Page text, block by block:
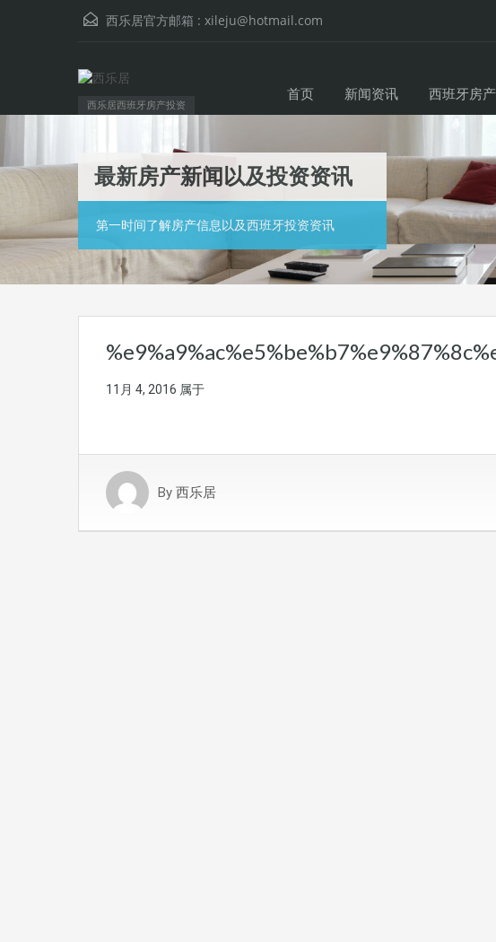
西乐居官方邮箱 : xileju@hotmail.com
西乐居西班牙房产投资
首页 新闻资讯 西班牙房
最新房产新闻以及投资资讯
第一时间了解房产信息以及西班牙投资资讯
11月 4, 2016 属于
By 西乐居